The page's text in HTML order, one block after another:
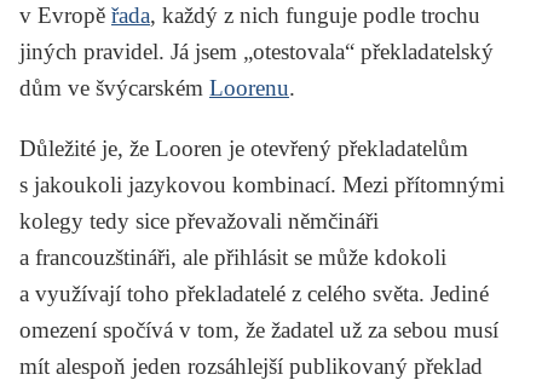
v Evropě řada, každý z nich funguje podle trochu
jiných pravidel. Já jsem „otestovala“ překladatelský
dům ve švýcarském Loorenu.
Důležité je, že Looren je otevřený překladatelům
s jakoukoli jazykovou kombinací. Mezi přítomnými
kolegy tedy sice převažovali němčináři
a francouzštináři, ale přihlásit se může kdokoli
a využívají toho překladatelé z celého světa. Jediné
omezení spočívá v tom, že žadatel už za sebou musí
mít alespoň jeden rozsáhlejší publikovaný překlad